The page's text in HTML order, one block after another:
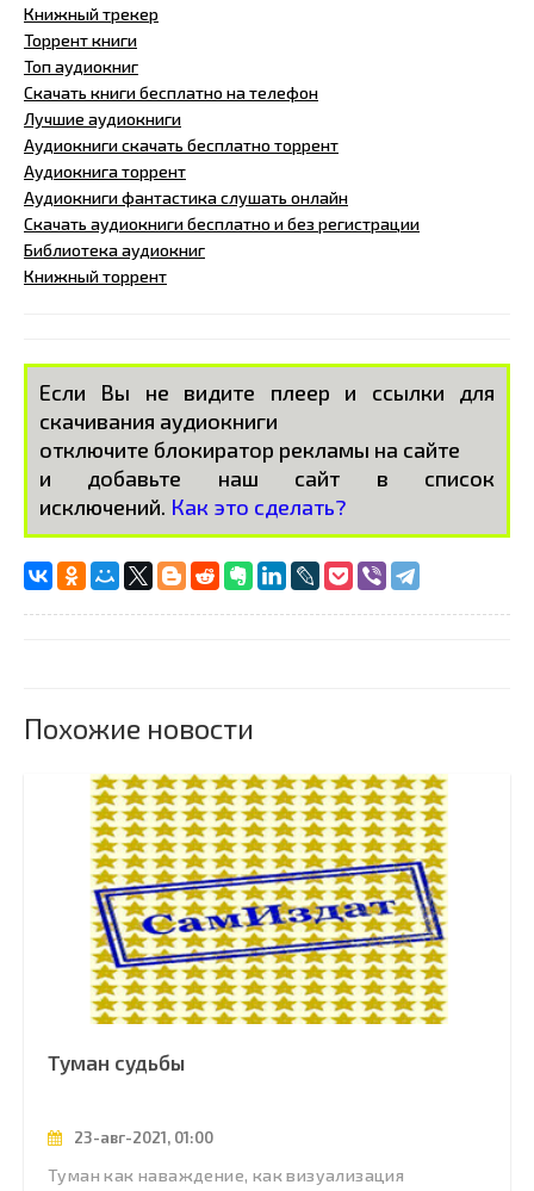
Книжный трекер
Торрент книги
Топ аудиокниг
Скачать книги бесплатно на телефон
Лучшие аудиокниги
Аудиокниги скачать бесплатно торрент
Аудиокнига торрент
Аудиокниги фантастика слушать онлайн
Скачать аудиокниги бесплатно и без регистрации
Библиотека аудиокниг
Книжный торрент
Если Вы не видите плеер и ссылки для
скачивания аудиокниги
отключите блокиратор рекламы на сайте
и добавьте наш сайт в список
исключений. Как это сделать?
Похожие новости
Туман судьбы
23-авг-2021, 01:00
Туман как наваждение, как визуализация